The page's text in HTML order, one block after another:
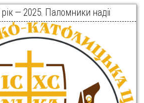
— 2025. Паломники надії